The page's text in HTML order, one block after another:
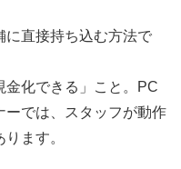
に直接持ち込む方法で
金化できる」こと。PC
ーでは、スタッフが動作
ます。